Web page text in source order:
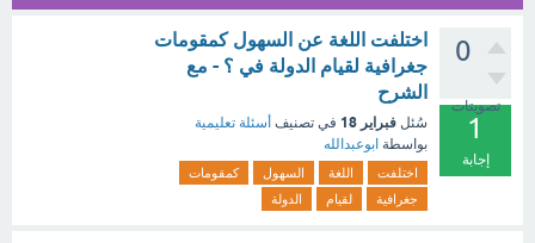
0
تصويتات
1
إجابة
اختلفت اللغة عن السهول كمقومات
جغرافية لقيام الدولة في ؟ - مع
الشرح
سُئل فبراير 18 في تصنيف أسئلة تعليمية
بواسطة ابوعبدالله
اختلفت اللغة السهول
كمقومات
جغرافية
لقيام الدولة